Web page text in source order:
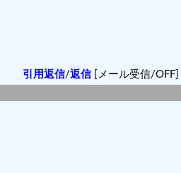
引用返信/返信[メール受信/OFF]